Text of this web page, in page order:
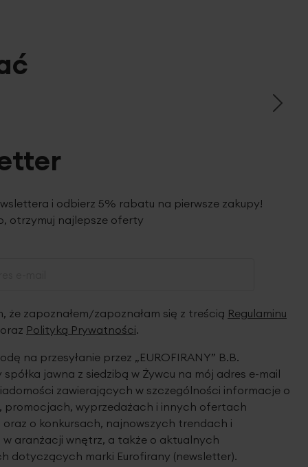
i odbierz 5% rabatu na pierwsze zakupy!
otrzymuj najlepsze oferty
że zapoznałem/zapoznałam się z treścią Regulaminu
Polityką Prywatności.
na przesyłanie przez „EUROFIRANY” B.B.
jawna z siedzibą w Żywcu na mój adres e-mail
zawierających w szczególności informacje o
promocjach, wyprzedażach i innych ofertach
o konkursach, najnowszych trendach i
aranżacji wnętrz, a także o aktualnych
dotyczących marki Eurofirany (newsletter).